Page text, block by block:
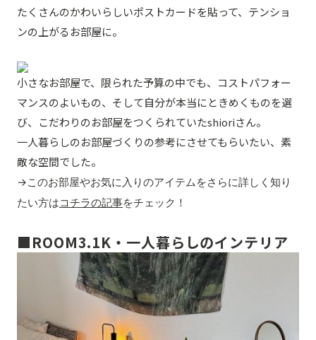
たくさんのかわいらしいポストカードを貼って、テンショ
ンの上がるお部屋に。
小さなお部屋で、限られた予算の中でも、コストパフォー
マンスのよいもの、そして自分が本当にときめくものを選
び、こだわりのお部屋をつくられていたshioriさん。
一人暮らしのお部屋づくりの参考にさせてもらいたい、素
敵な空間でした。
→このお部屋やお気に入りのアイテムをさらに詳しく知り
たい方はコチラの記事をチェック！
■ROOM3.1K・一人暮らしのインテリア